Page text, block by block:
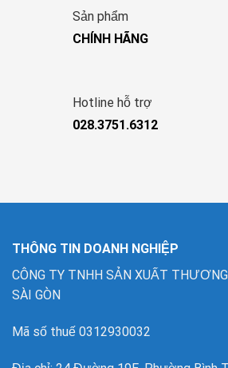
Sản phẩm
CHÍNH HÃNG
Hotline hỗ trợ
028.3751.6312
THÔNG TIN DOANH NGHIỆP
CÔNG TY TNHH SẢN XUẤT
SÀI GÒN
Mã số thuế 0312930032